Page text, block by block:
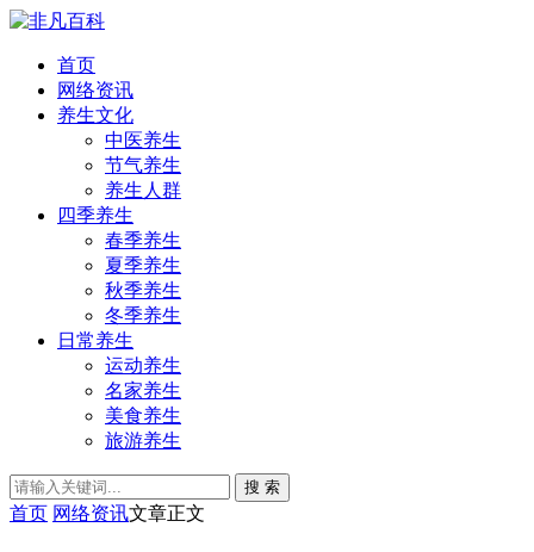
首页
网络资讯
养生文化
中医养生
节气养生
养生人群
四季养生
春季养生
夏季养生
秋季养生
冬季养生
日常养生
运动养生
名家养生
美食养生
旅游养生
搜 索
首页 网络资讯文章正文